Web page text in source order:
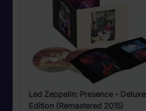
Led Zeppelin: Presence - Deluxe
Edition (Remastered 2015)